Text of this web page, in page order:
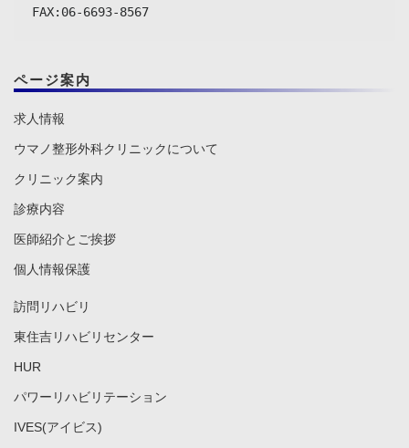
FAX:06-6693-8567
ページ案内
求人情報
ウマノ整形外科クリニックについて
クリニック案内
診療内容
医師紹介とご挨拶
個人情報保護
訪問リハビリ
東住吉リハビリセンター
HUR
パワーリハビリテーション
IVES(アイビス)